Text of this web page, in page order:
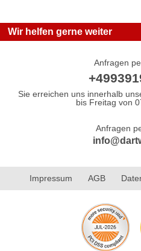
Wir helfen gerne weiter
Anfragen
Sie erreichen uns innerhalb
bis Freitag von
Anfragen
Impressum AGB